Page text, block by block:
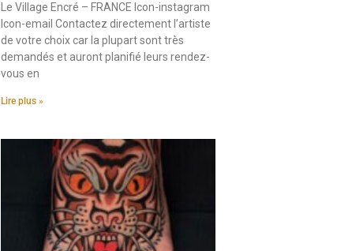
Le Village Encré – FRANCE Icon-instagram
Icon-email Contactez directement l’artiste
de votre choix car la plupart sont très
demandés et auront planifié leurs rendez-
vous en
Lire plus »